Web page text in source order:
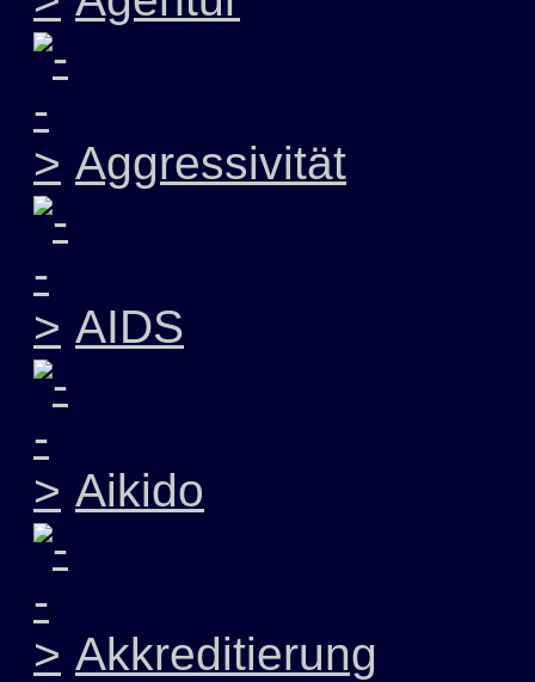
Aggressivität
AIDS
Aikido
Akkreditierung